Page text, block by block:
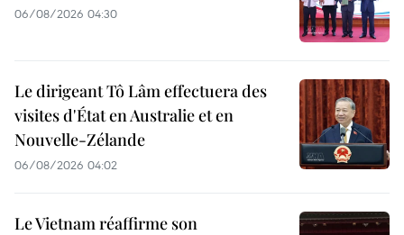
06/08/2026 04:30
Le dirigeant Tô Lâm effectuera des
visites d'État en Australie et en
Nouvelle-Zélande
06/08/2026 04:02
Le Vietnam réaffirme son